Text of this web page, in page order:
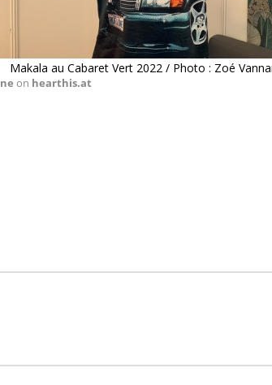
Makala au Cabaret Vert 2022 / Photo : Zoé